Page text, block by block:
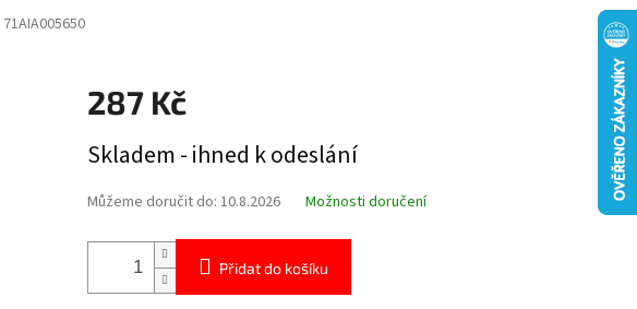
71AIA005650
287 Kč
cena:
Skladem - ihned k odeslání
Můžeme doručit do: 10.8.2026 Možnosti doručení
Přidat do košíku